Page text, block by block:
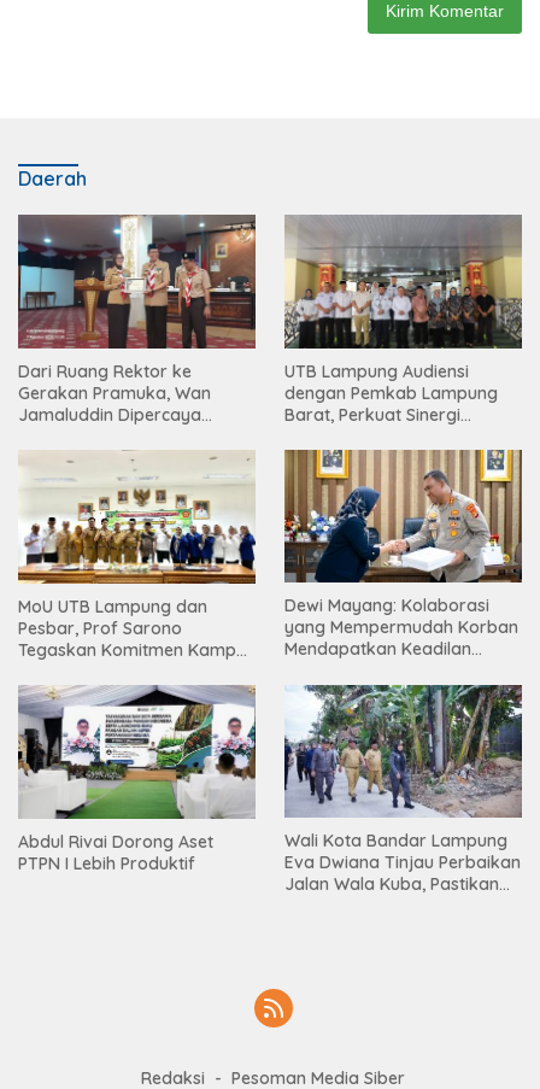
Daerah
Dari Ruang Rektor ke
Gerakan Pramuka, Wan
Jamaluddin Dipercaya
UTB Lampung Audiensi
dengan Pemkab Lampung
Barat, Perkuat Sinergi
Tinggi
MoU UTB Lampung dan
Pesbar, Prof Sarono
Tegaskan Komitmen Kampus
Masyarakat
Dewi Mayang: Kolaborasi
yang Mempermudah Korban
Mendapatkan Keadilan
Abdul Rivai Dorong Aset
PTPN I Lebih Produktif
Wali Kota Bandar Lampung
Eva Dwiana Tinjau Perbaikan
Jalan Wala Kuba, Pastikan
Redaksi Pesoman Media Siber